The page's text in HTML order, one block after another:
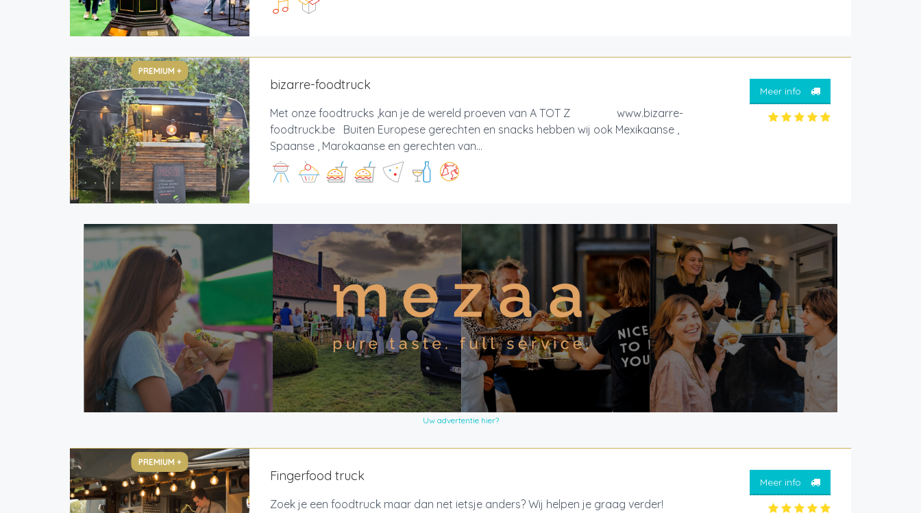
PREMIUM +
bizarre-foodtruck
Met onze foodtrucks ,kan je de wereld proeven van A TOT Z www.bizarre-
foodtruck.be Buiten Europese gerechten en snacks hebben wij ook Mexikaanse ,
Spaanse , Marokaanse en gerechten van...
Meer info
Uw advertentie hier?
PREMIUM +
Fingerfood truck
Zoek je een foodtruck maar dan net ietsje anders? Wij helpen je graag verder!
Meer info